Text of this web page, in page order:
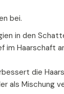
bei.
in den
Haarschaft
die
als Mischung